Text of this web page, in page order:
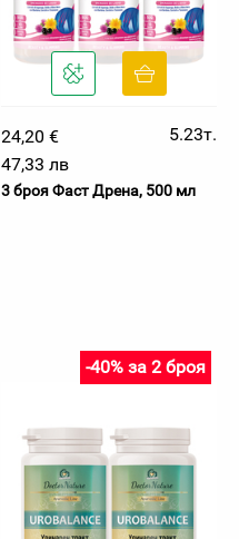
24,20 €
5.23т.
47,33 лв
3 броя Фаст Дрена, 500 мл
-40% за 2 броя